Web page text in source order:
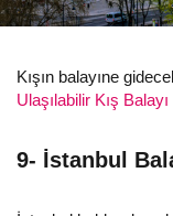
Kışın balayıne
Ulaşılabilir Kış
9- İstanbul